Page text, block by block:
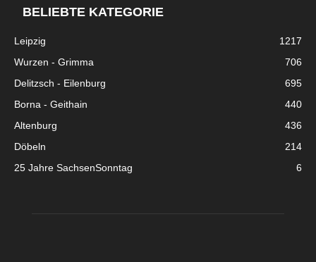
BELIEBTE KATEGORIE
Leipzig
1217
Wurzen - Grimma
706
Delitzsch - Eilenburg
695
Borna - Geithain
440
Altenburg
436
Döbeln
214
25 Jahre SachsenSonntag
6